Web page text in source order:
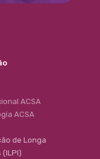
ACSA
ACSA
de Longa